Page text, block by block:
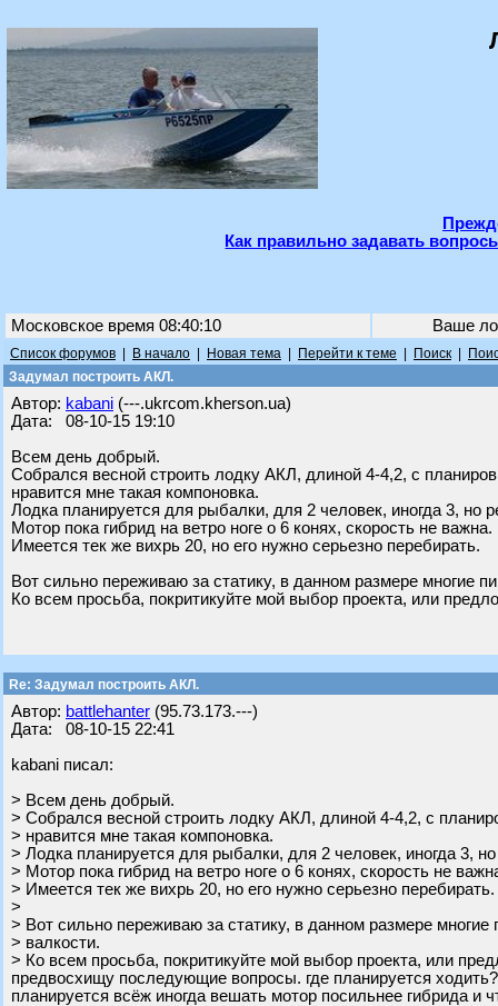
Как правильно задавать
Московское время 08:40:10 Ваше
Список форумов В начало Новая тема Перейти к теме Поиск
Задумал построить АКЛ.
Автор: kabani (---.ukrcom.kherson.ua)
Дата: 08-10-15 19:10
Всем день добрый.
Собрался весной строить лодку АКЛ, длиной 4-4,2, с
нравится мне такая компоновка.
Лодка планируется для рыбалки, для 2 человек, иногда 3, но
Мотор пока гибрид на ветро ноге о 6 конях, скорость не важна.
Имеется тек же вихрь 20, но его нужно серьезно перебирать.
Вот сильно переживаю за статику, в данном размере многие
Ко всем просьба, покритикуйте мой выбор проекта, или
Re: Задумал построить АКЛ.
Автор: battlehanter (95.73.173.---)
Дата: 08-10-15 22:41
kabani писал:
> Всем день добрый.
> Собрался весной строить лодку АКЛ, длиной 4-4,2, с
> нравится мне такая компоновка.
> Лодка планируется для рыбалки, для 2 человек, иногда 3,
> Мотор пока гибрид на ветро ноге о 6 конях, скорость не
> Имеется тек же вихрь 20, но его нужно серьезно перебирать.
>
> Вот сильно переживаю за статику, в данном размере многие
> валкости.
> Ко всем просьба, покритикуйте мой выбор проекта, или
предвосхищу последующие вопросы. где планируется
планируется всёж иногда вешать мотор посильнее гибрида и